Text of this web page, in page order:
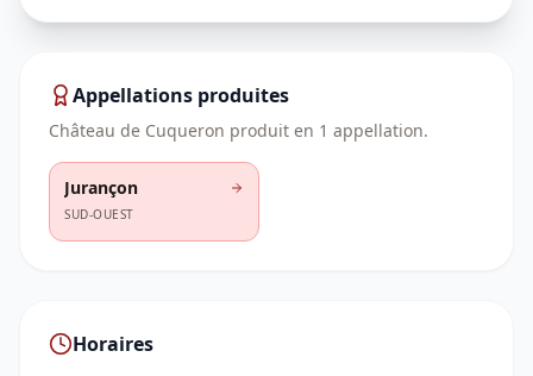
Appellations produites
Château de Cuqueron produit en 1 appellation.
Jurançon
SUD-OUEST
Horaires